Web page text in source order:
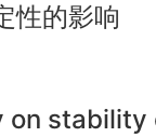
性的影响